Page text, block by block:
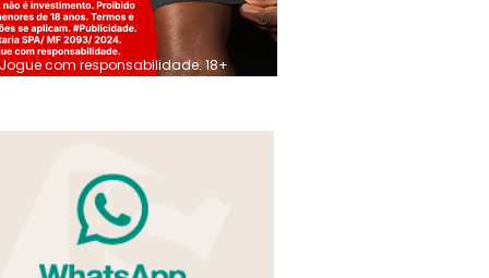
Jogue com responsabilidade. 18+